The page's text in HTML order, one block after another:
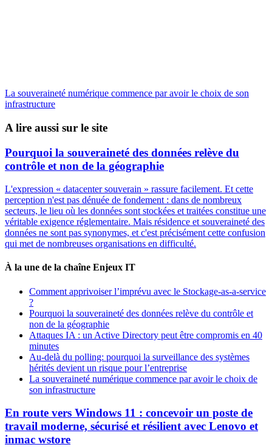
La souveraineté numérique commence par avoir le choix de son
infrastructure
A lire aussi sur le site
Pourquoi la souveraineté des données relève du
contrôle et non de la géographie
L'expression « datacenter souverain » rassure facilement. Et cette
perception n'est pas dénuée de fondement : dans de nombreux
secteurs, le lieu où les données sont stockées et traitées constitue une
véritable exigence réglementaire. Mais résidence et souveraineté des
données ne sont pas synonymes, et c'est précisément cette confusion
qui met de nombreuses organisations en difficulté.
À la une de la chaîne Enjeux IT
Comment apprivoiser l’imprévu avec le Stockage-as-a-service
?
Pourquoi la souveraineté des données relève du contrôle et
non de la géographie
Attaques IA : un Active Directory peut être compromis en 40
minutes
Au-delà du polling: pourquoi la surveillance des systèmes
hérités devient un risque pour l’entreprise
La souveraineté numérique commence par avoir le choix de
son infrastructure
En route vers Windows 11 : concevoir un poste de
travail moderne, sécurisé et résilient avec Lenovo et
inmac wstore